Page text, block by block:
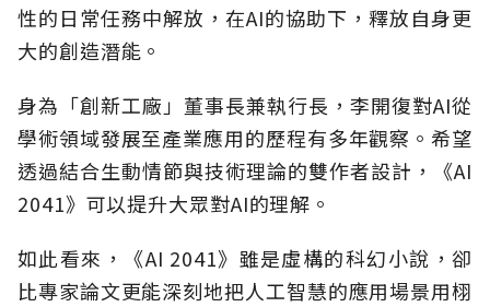
性的日常任務中解放，在AI的協助下，釋放自身更
大的創造潛能。
身為「創新工廠」董事長兼執行長，李開復對AI從
學術領域發展至產業應用的歷程有多年觀察。希望
透過結合生動情節與技術理論的雙作者設計，《AI
2041》可以提升大眾對AI的理解。
如此看來，《AI 2041》雖是虛構的科幻小說，卻
比專家論文更能深刻地把人工智慧的應用場景用栩